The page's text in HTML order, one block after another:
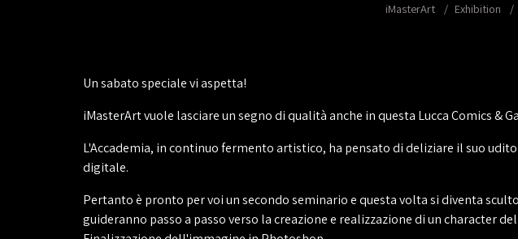
iMasterArt Exhibition
Un sabato speciale vi aspetta!
iMasterArt vuole lasciare un segno di qualità anche in questa Lucca Comics &
L'Accademia, in continuo fermento artistico, ha pensato di deliziare il suo
digitale.
Pertanto è pronto per voi un secondo seminario e questa volta si diventa
guideranno passo a passo verso la creazione e realizzazione di un character